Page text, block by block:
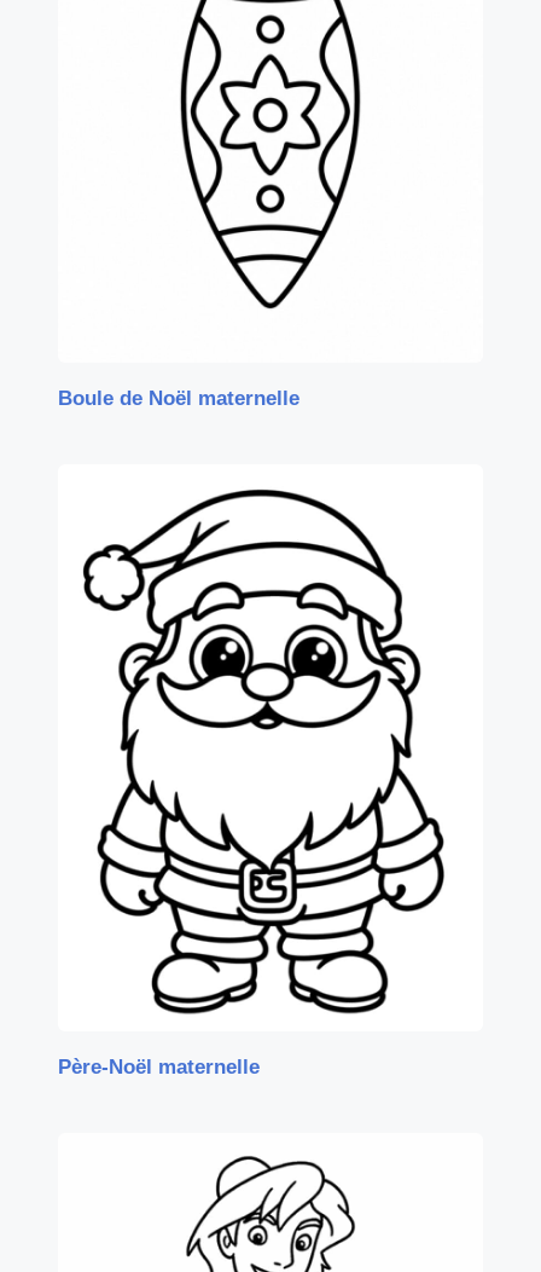
Boule de Noël maternelle
Père-Noël maternelle